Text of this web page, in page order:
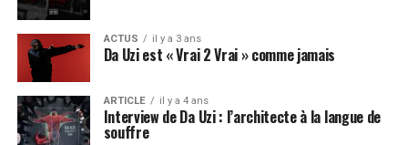
ACTUS il y a 3 ans
Da Uzi est « Vrai 2 Vrai » comme jamais
ARTICLE il y a 4 ans
Interview de Da Uzi : l’architecte à la langue de
souffre